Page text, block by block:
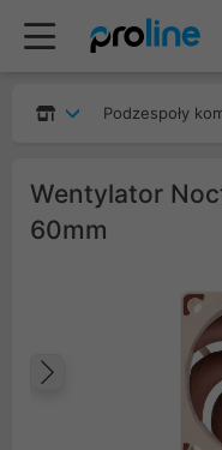
Podzespoły
Wentylator
60mm